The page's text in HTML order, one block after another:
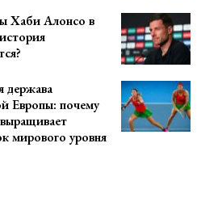
Хаби Алонсо в
держава
Европы: почему
мирового уровня